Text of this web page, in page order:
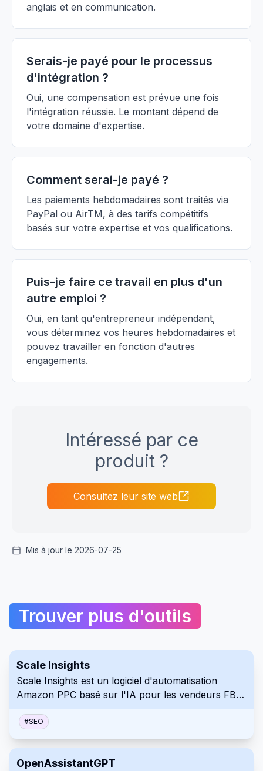
anglais et en communication.
Serais-je payé pour le processus
d'intégration ?
Oui, une compensation est prévue une fois
l'intégration réussie. Le montant dépend de
votre domaine d'expertise.
Comment serai-je payé ?
Les paiements hebdomadaires sont traités via
PayPal ou AirTM, à des tarifs compétitifs
basés sur votre expertise et vos qualifications.
Puis-je faire ce travail en plus d'un
autre emploi ?
Oui, en tant qu'entrepreneur indépendant,
vous déterminez vos heures hebdomadaires et
pouvez travailler en fonction d'autres
engagements.
Intéressé par ce
produit ?
Consultez leur site web
Mis à jour le 2026-07-25
Trouver plus d'outils
Scale Insights
Scale Insights est un logiciel d'automatisation
Amazon PPC basé sur l'IA pour les vendeurs FBA.
campagnes pour réduire l'ACOS et augmenter le
ROI. Cet outil permet aux vendeurs d'optimiser les
campagnes grâce à l'IA avancée et à l'analyse des
#SEO
OpenAssistantGPT